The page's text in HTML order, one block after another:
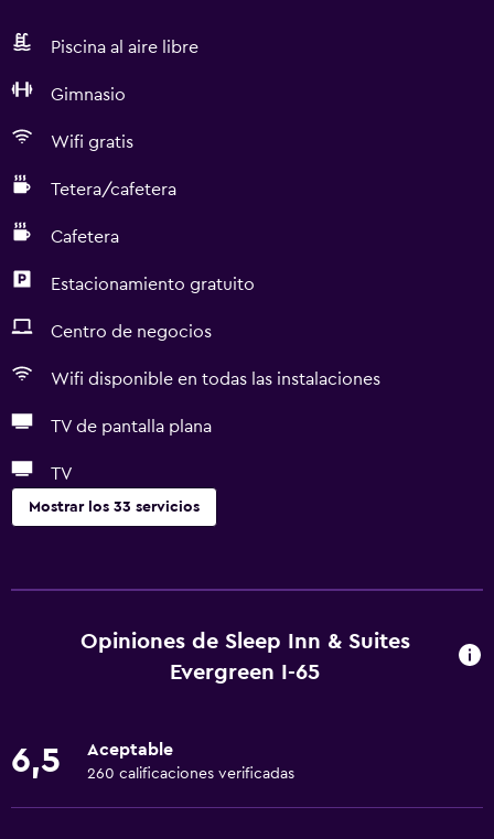
Piscina al aire libre
Gimnasio
Wifi gratis
Tetera/cafetera
Cafetera
Estacionamiento gratuito
Centro de negocios
Wifi disponible en todas las instalaciones
TV de pantalla plana
TV
Mostrar los 33 servicios
Wifi gratis
Wifi disponible en todas las instalaciones
Calefacción
Opiniones de Sleep Inn & Suites
Evergreen I-65
6,5 Aceptable
260 calificaciones verificadas